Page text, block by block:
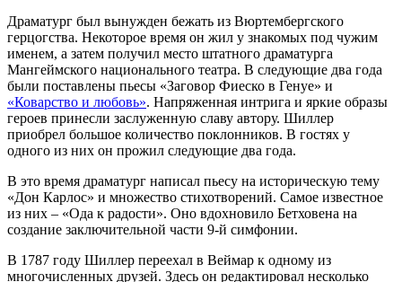
Драматург был вынужден бежать из Вюртембергского
герцогства. Некоторое время он жил у знакомых под чужим
именем, а затем получил место штатного драматурга
Мангеймского национального театра. В следующие два года
были поставлены пьесы «Заговор Фиеско в Генуе» и
«Коварство и любовь». Напряженная интрига и яркие образы
героев принесли заслуженную славу автору. Шиллер
приобрел большое количество поклонников. В гостях у
одного из них он прожил следующие два года.
В это время драматург написал пьесу на историческую тему
«Дон Карлос» и множество стихотворений. Самое известное
из них – «Ода к радости». Оно вдохновило Бетховена на
создание заключительной части 9-й симфонии.
В 1787 году Шиллер переехал в Веймар к одному из
многочисленных друзей. Здесь он редактировал несколько